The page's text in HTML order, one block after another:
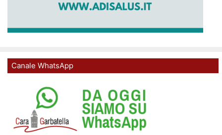
Canale WhatsApp